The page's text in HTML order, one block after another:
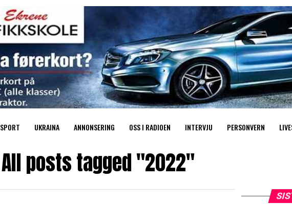
SPORT UKRAINA ANNONSERING OSS I RADIOEN INTERVJU PERSONVERN
All posts tagged "2022"